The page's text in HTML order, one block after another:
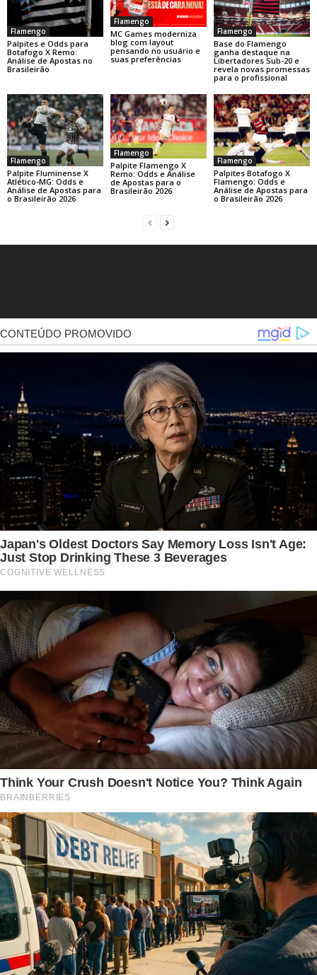
Flamengo
Palpites e Odds para
Botafogo X Remo:
Análise de Apostas no
Brasileirão
Flamengo
MC Games moderniza
blog com layout
pensando no usuário e
suas preferências
Flamengo
Base do Flamengo
ganha destaque na
Libertadores Sub-20 e
revela novas promessas
para o profissional
Flamengo
Palpite Fluminense X
Atlético-MG: Odds e
Análise de Apostas para
o Brasileirão 2026
Flamengo
Palpite Flamengo X
Remo: Odds e Análise
de Apostas para o
Brasileirão 2026
Flamengo
Palpites Botafogo X
Flamengo: Odds e
Análise de Apostas para
o Brasileirão 2026